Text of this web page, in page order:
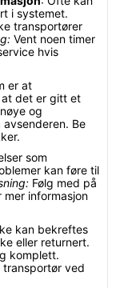
i systemet.
transportører
Vent noen timer
hvis
er at
at det er gitt et
og
Be
som
kan føre til
Følg med på
informasjon
kan bekreftes
eller returnert.
komplett.
transportør ved